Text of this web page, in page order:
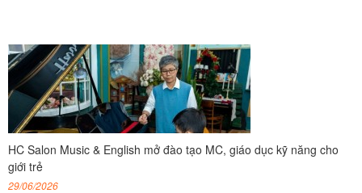
HC Salon Music & English mở đào tạo MC, giáo dục kỹ năng cho
giới trẻ
29/06/2026